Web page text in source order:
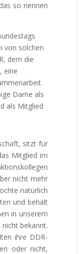
so nennen
von solchen
dem die
, eine
Dame als
als Mitglied
sitzt für
Mitglied im
nicht mehr
natürlich
und behält
in unserem
bekannt.
ihre DDR-
oder nicht,